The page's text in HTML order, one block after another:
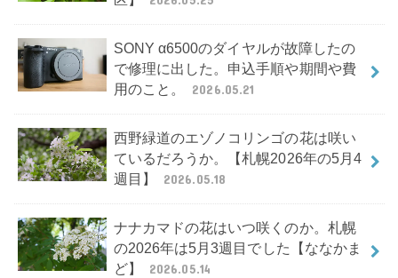
SONY α6500のダイヤルが故障したの
で修理に出した。申込手順や期間や費
用のこと。
2026.05.21
西野緑道のエゾノコリンゴの花は咲い
ているだろうか。【札幌2026年の5月4
週目】
2026.05.18
ナナカマドの花はいつ咲くのか。札幌
の2026年は5月3週目でした【ななかま
ど】
2026.05.14